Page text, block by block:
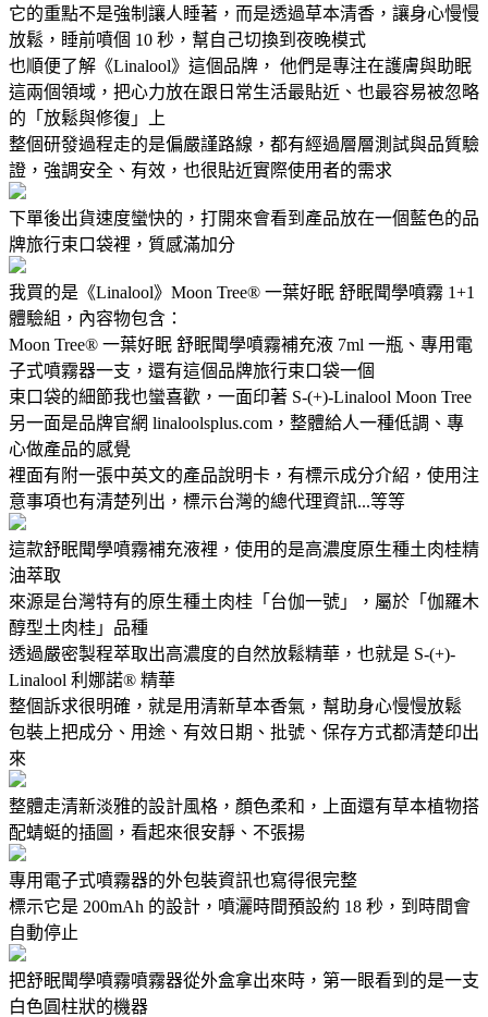
它的重點不是強制讓人睡著，而是透過草本清香，讓身心慢慢
放鬆，睡前噴個 10 秒，幫自己切換到夜晚模式
也順便了解《Linalool》這個品牌， 他們是專注在護膚與助眠
這兩個領域，把心力放在跟日常生活最貼近、也最容易被忽略
的「放鬆與修復」上
整個研發過程走的是偏嚴謹路線，都有經過層層測試與品質驗
證，強調安全、有效，也很貼近實際使用者的需求
下單後出貨速度蠻快的，打開來會看到產品放在一個藍色的品
牌旅行束口袋裡，質感滿加分
我買的是《Linalool》Moon Tree® 一葉好眠 舒眠聞學噴霧 1+1
體驗組，內容物包含：
Moon Tree® 一葉好眠 舒眠聞學噴霧補充液 7ml 一瓶、專用電
子式噴霧器一支，還有這個品牌旅行束口袋一個
束口袋的細節我也蠻喜歡，一面印著 S-(+)-Linalool Moon Tree
另一面是品牌官網 linaloolsplus.com，整體給人一種低調、專
心做產品的感覺
裡面有附一張中英文的產品說明卡，有標示成分介紹，使用注
意事項也有清楚列出，標示台灣的總代理資訊...等等
這款舒眠聞學噴霧補充液裡，使用的是高濃度原生種土肉桂精
油萃取
來源是台灣特有的原生種土肉桂「台伽一號」，屬於「伽羅木
醇型土肉桂」品種
透過嚴密製程萃取出高濃度的自然放鬆精華，也就是 S-(+)-
Linalool 利娜諾® 精華
整個訴求很明確，就是用清新草本香氣，幫助身心慢慢放鬆
包裝上把成分、用途、有效日期、批號、保存方式都清楚印出
來
整體走清新淡雅的設計風格，顏色柔和，上面還有草本植物搭
配蜻蜓的插圖，看起來很安靜、不張揚
專用電子式噴霧器的外包裝資訊也寫得很完整
標示它是 200mAh 的設計，噴灑時間預設約 18 秒，到時間會
自動停止
把舒眠聞學噴霧噴霧器從外盒拿出來時，第一眼看到的是一支
白色圓柱狀的機器